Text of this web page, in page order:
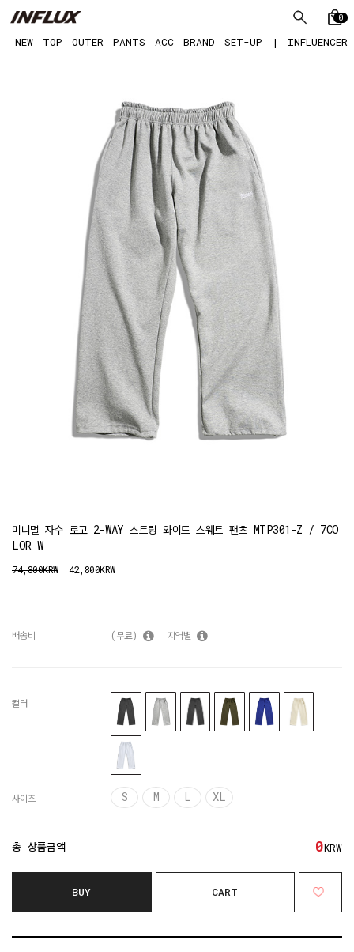
0
NEW TOP OUTER PANTS ACC BRAND SET-UP | INFLUENCER
미니멀 자수 로고 2-WAY 스트링 와이드 스웨트 팬츠 MTP301-Z / 7CO
LOR W
74,800KRW 42,800KRW
배송비 (무료) 지역별
컬러
사이즈 S M L XL
총 상품금액 0KRW
BUY CART